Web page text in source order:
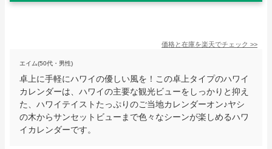
価格と在庫を楽天でチェック >>
エイム(50代・男性)
卓上に手軽にハワイの優しい風を！この卓上タイプのハワイ
カレンダーは、ハワイの主要な観光ビューをしっかりと抑え
た、ハワイテイストたっぷりのご当地カレンダーオン♪ヤシ
の木からサンセットビューまで色々なシーンが楽しめるハワ
イカレンダーです。